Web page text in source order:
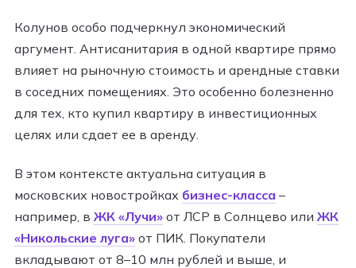
Колунов особо подчеркнул экономический
аргумент. Антисанитария в одной квартире прямо
влияет на рыночную стоимость и арендные ставки
в соседних помещениях. Это особенно болезненно
для тех, кто купил квартиру в инвестиционных
целях или сдает ее в аренду.
В этом контексте актуальна ситуация в
московских новостройках бизнес-класса –
например, в ЖК «Лучи» от ЛСР в Солнцево или ЖК
«Никольские луга» от ПИК. Покупатели
вкладывают от 8–10 млн рублей и выше, и